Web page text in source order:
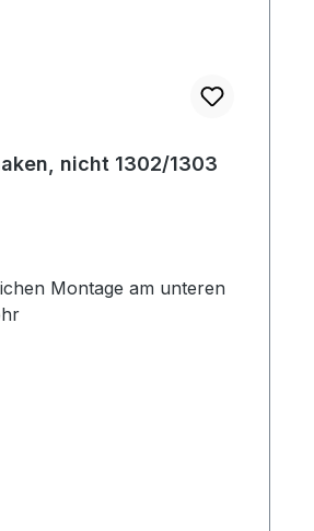
nicht 1302/1303
Montage am unteren